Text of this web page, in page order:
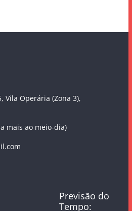
Vila Operária (Zona 3),
mais ao meio-dia)
Previsão do
Tempo: